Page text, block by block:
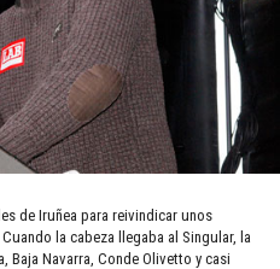
de Iruñea para reivindicar unos
la cabeza llegaba al Singular, la
Baja Navarra, Conde Olivetto y casi